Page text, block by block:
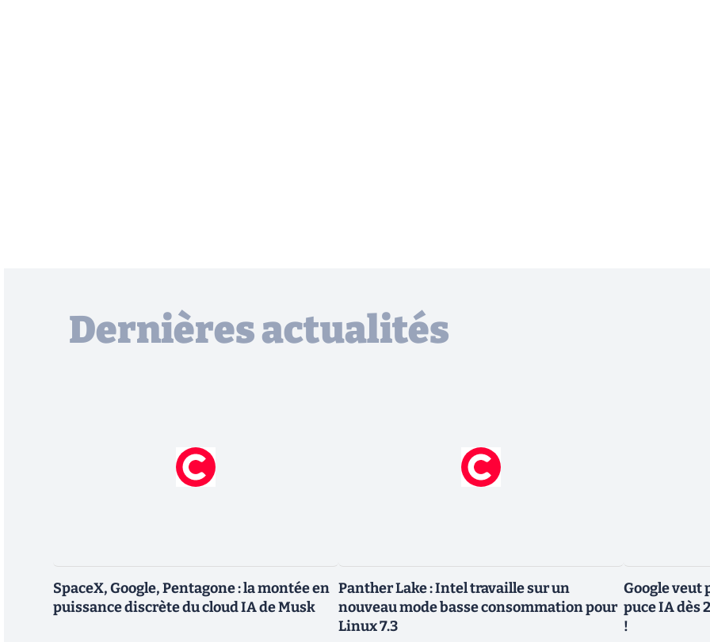
Dernières actualités
SpaceX, Google, Pentagone : la montée en
puissance discrète du cloud IA de Musk
Panther Lake : Intel travaille sur un
nouveau mode basse consommation pour
Linux 7.3
Google veut
puce IA dès
!